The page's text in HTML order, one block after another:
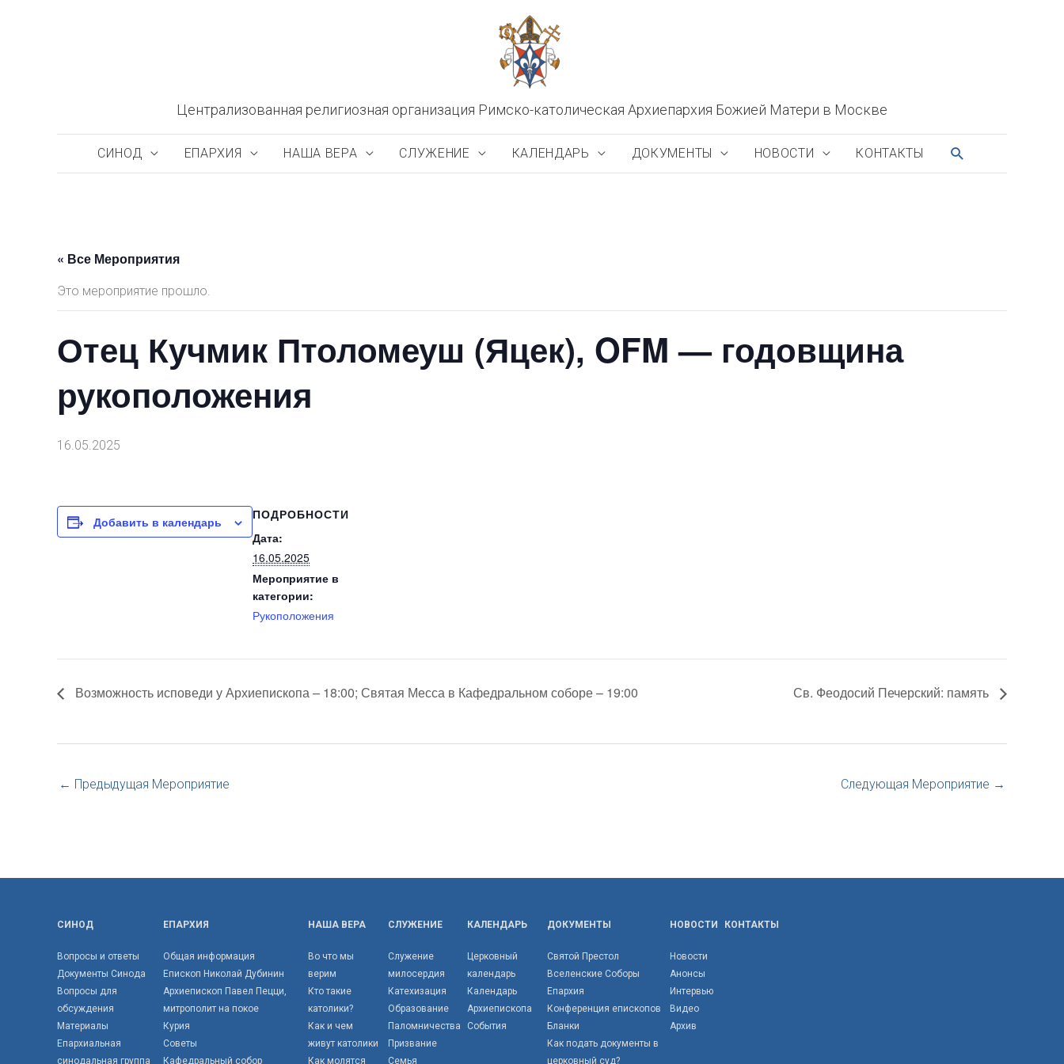
Централизованная религиозная организация Римско-католическая Архиепархия Божией Матери в Москве
СИНОД ЕПАРХИЯ НАША ВЕРА СЛУЖЕНИЕ КАЛЕНДАРЬ ДОКУМЕНТЫ НОВОСТИ КОНТАКТЫ ПОИСК
« Все Мероприятия
Это мероприятие прошло.
Отец Кучмик Птоломеуш (Яцек), OFM — годовщина
рукоположения
16.05.2025
Добавить в календарь
ПОДРОБНОСТИ
Дата:
16.05.2025
Мероприятие в
категории:
Рукоположения
Возможность исповеди у Архиепископа – 18:00; Святая Месса в Кафедральном соборе – 19:00 Св. Феодосий Печерский: память
← Предыдущая Мероприятие Следующая Мероприятие →
СИНОД
Вопросы и ответы
Документы Синода
Вопросы для
обсуждения
Материалы
Епархиальная
синодальная группа
ЕПАРХИЯ
Общая информация
Епископ Николай Дубинин
Архиепископ Павел Пецци,
митрополит на покое
Курия
Советы
Кафедральный собор
НАША ВЕРА
Во что мы
верим
Кто такие
католики?
Как и чем
живут католики
Как молятся
СЛУЖЕНИЕ
Служение
милосердия
Катехизация
Образование
Паломничества
Призвание
Семья
КАЛЕНДАРЬ
Церковный
календарь
Календарь
Архиепископа
События
ДОКУМЕНТЫ
Святой Престол
Вселенские Соборы
Епархия
Конференция епископов
Бланки
Как подать документы в
церковный суд?
НОВОСТИ
Новости
Анонсы
Интервью
Видео
Архив
КОНТАКТЫ